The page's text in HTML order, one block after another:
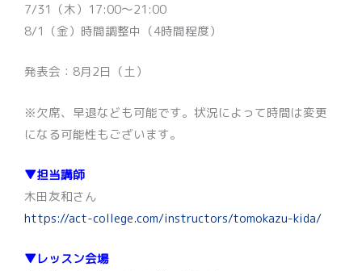
7/31（木）17:00〜21:00
8/1（金）時間調整中（4時間程度）
発表会：8月2日（土）
※欠席、早退なども可能です。状況によって時間は変更
になる可能性もございます。
▼担当講師
木田友和さん
https://act-college.com/instructors/tomokazu-kida/
▼レッスン会場